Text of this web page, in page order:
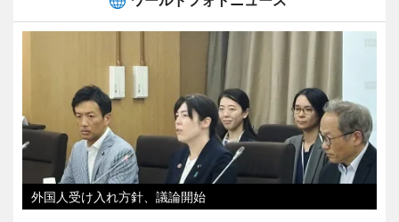
外国人受け入れ方針、議論開始